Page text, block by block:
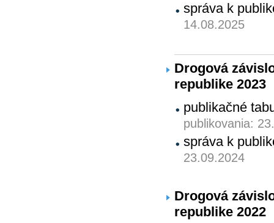
správa k
14.08.2025
Drogová
republike 2023
publikačné
publikovania:
správa k
23.09.2024
Drogová
republike 2022